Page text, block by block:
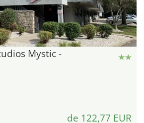
Mystic -
de 122,77 EUR